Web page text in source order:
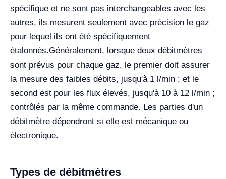
spécifique et ne sont pas interchangeables avec les
autres, ils mesurent seulement avec précision le gaz
pour lequel ils ont été spécifiquement
étalonnés.Généralement, lorsque deux débitmètres
sont prévus pour chaque gaz, le premier doit assurer
la mesure des faibles débits, jusqu'à 1 l/min ; et le
second est pour les flux élevés, jusqu'à 10 à 12 l/min ;
contrôlés par la même commande. Les parties d'un
débitmètre dépendront si elle est mécanique ou
électronique.
Types de débitmètres